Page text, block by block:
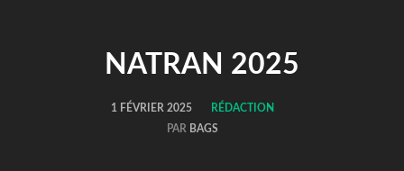
NATRAN 2025
1 FÉVRIER 2025
RÉDACTION
PAR BAGS